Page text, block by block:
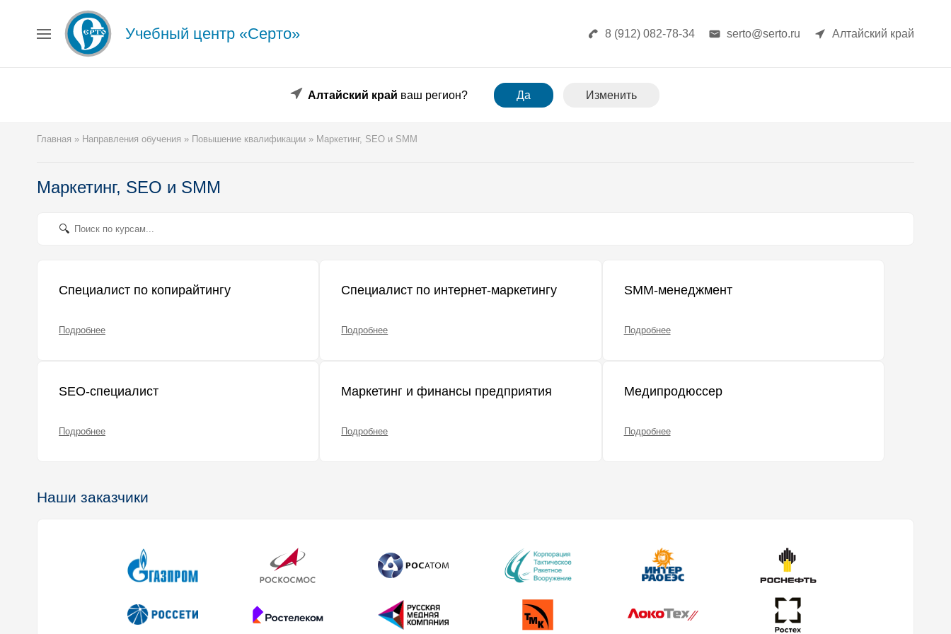
Учебный центр «Серто» 8 (912) 082-78-34 serto@serto.ru Алтайский край
Алтайский край ваш регион? Да Изменить
Главная » Направления обучения » Повышение квалификации » Маркетинг, SEO и SMM
Маркетинг, SEO и SMM
Специалист по копирайтингу
Подробнее
Специалист по интернет-маркетингу
Подробнее
SMM-менеджмент
Подробнее
SEO-специалист
Подробнее
Маркетинг и финансы предприятия
Подробнее
Медипродюссер
Подробнее
Наши заказчики
Главная
Сведения об образовательной организации
Образец диплома
Аттестация поверителей
Новости